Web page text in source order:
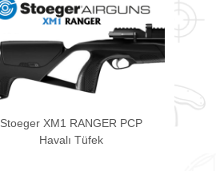
Stoeger XM1 RANGER PCP
Havalı Tüfek